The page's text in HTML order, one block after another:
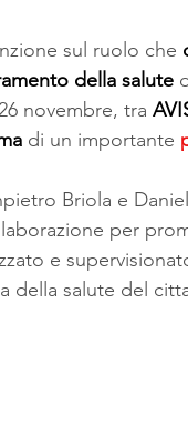
sul ruolo che
della salute
novembre, tra
di un importante
Briola e
per
e
della salute del